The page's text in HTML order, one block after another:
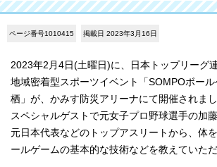
ページ番号1010415 掲載日 2023年3月16日
2023年2月4日(土曜日)に、日本トップリーグ
地域密着型スポーツイベント「SOMPOボー
栖」が、かみす防災アリーナにて開催されまし
スペシャルゲストで元女子プロ野球選手の加
元日本代表などのトップアスリートから、体
ールゲームの基本的な技術などを教えていただ